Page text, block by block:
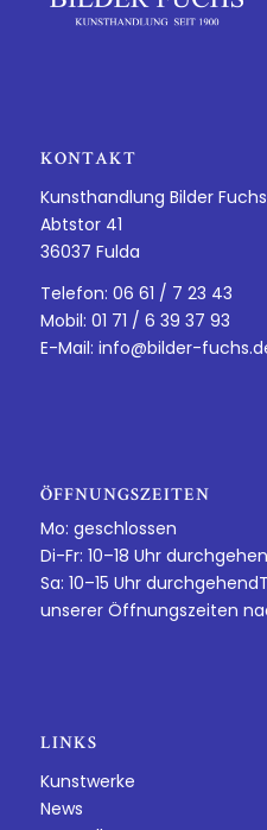
KONTAKT
Kunsthandlung Bilder
Abtstor 41
36037 Fulda
Telefon: 06 61 / 7 23 43
Mobil: 01 71 / 6 39 37 93
E-Mail: info@bilder-
ÖFFNUNGSZEITEN
Mo: geschlossen
Di-Fr: 10–18 Uhr
Sa: 10–15 Uhr
unserer Öffnungszeiten
LINKS
Kunstwerke
News